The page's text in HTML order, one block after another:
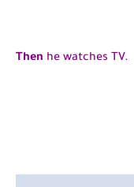
Then he watches TV.